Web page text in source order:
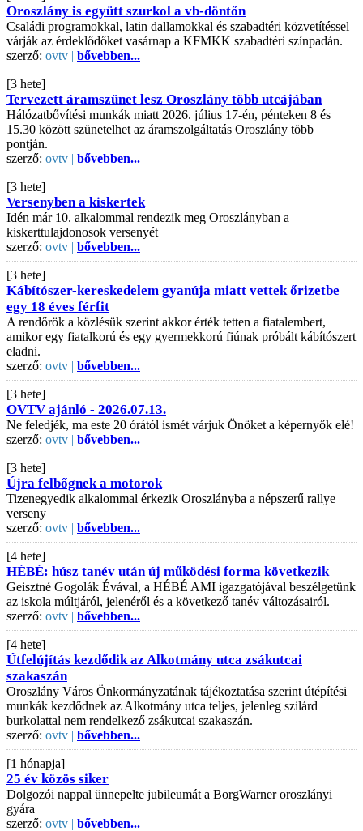
Oroszlány is együtt szurkol a vb-döntőn
Családi programokkal, latin dallamokkal és szabadtéri közvetítéssel
várják az érdeklődőket vasárnap a KFMKK szabadtéri színpadán.
szerző: ovtv | bővebben...
[3 hete]
Tervezett áramszünet lesz Oroszlány több utcájában
Hálózatbővítési munkák miatt 2026. július 17-én, pénteken 8 és
15.30 között szünetelhet az áramszolgáltatás Oroszlány több
pontján.
szerző: ovtv | bővebben...
[3 hete]
Versenyben a kiskertek
Idén már 10. alkalommal rendezik meg Oroszlányban a
kiskerttulajdonosok versenyét
szerző: ovtv | bővebben...
[3 hete]
Kábítószer-kereskedelem gyanúja miatt vettek őrizetbe
egy 18 éves férfit
A rendőrök a közlésük szerint akkor érték tetten a fiatalembert,
amikor egy fiatalkorú és egy gyermekkorú fiúnak próbált kábítószert
eladni.
szerző: ovtv | bővebben...
[3 hete]
OVTV ajánló - 2026.07.13.
Ne feledjék, ma este 20 órától ismét várjuk Önöket a képernyők elé!
szerző: ovtv | bővebben...
[3 hete]
Újra felbőgnek a motorok
Tizenegyedik alkalommal érkezik Oroszlányba a népszerű rallye
verseny
szerző: ovtv | bővebben...
[4 hete]
HÉBÉ: húsz tanév után új működési forma következik
Geisztné Gogolák Évával, a HÉBÉ AMI igazgatójával beszélgetünk
az iskola múltjáról, jelenéről és a következő tanév változásairól.
szerző: ovtv | bővebben...
[4 hete]
Útfelújítás kezdődik az Alkotmány utca zsákutcai
szakaszán
Oroszlány Város Önkormányzatának tájékoztatása szerint útépítési
munkák kezdődnek az Alkotmány utca teljes, jelenleg szilárd
burkolattal nem rendelkező zsákutcai szakaszán.
szerző: ovtv | bővebben...
[1 hónapja]
25 év közös siker
Dolgozói nappal ünnepelte jubileumát a BorgWarner oroszlányi
gyára
szerző: ovtv | bővebben...